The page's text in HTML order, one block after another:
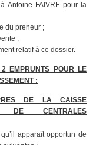
Antoine FAIVRE pour la
du preneur ;
;
relatif à ce dossier.
EMPRUNTS POUR LE
:
DE LA CAISSE
DE CENTRALES
apparaît opportun de